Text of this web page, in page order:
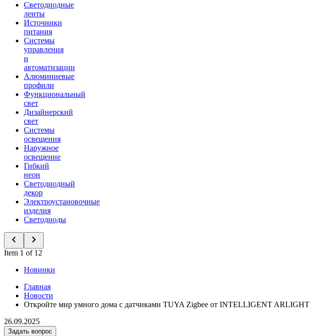
Светодиодные
ленты
Источники
питания
Системы
управления
и
автоматизации
Алюминиевые
профили
Функциональный
свет
Дизайнерский
свет
Системы
освещения
Наружное
освещение
Гибкий
неон
Светодиодный
декор
Электроустановочные
изделия
Светодиоды
Item 1 of 12
Новинки
Главная
Новости
Откройте мир умного дома с датчиками TUYA Zigbee от INTELLIGENT ARLIGHT
26.09.2025
Задать вопрос